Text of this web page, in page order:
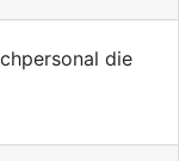
die